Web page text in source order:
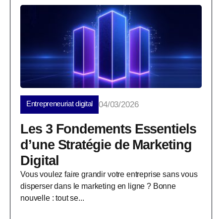
Entrepreneuriat digital 04/03/2026
Les 3 Fondements Essentiels
d’une Stratégie de Marketing
Digital
Vous voulez faire grandir votre entreprise sans vous
disperser dans le marketing en ligne ? Bonne
nouvelle : tout se...